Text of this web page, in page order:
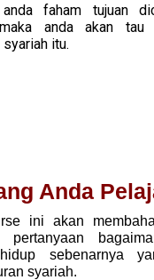
faham tujuan
anda akan tau
itu.
Anda
ini akan
pertanyaan
sebenarnya
syariah.